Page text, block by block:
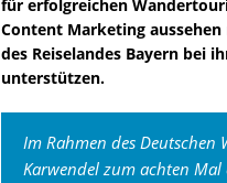
für erfolgreichen
Content Marketing
des Reiselandes Bayern bei
unterstützen.
Im Rahmen des
Karwendel zum achten Mal